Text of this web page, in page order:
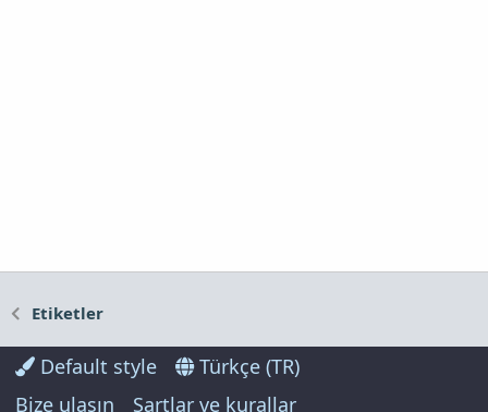
Etiketler
Default style
Türkçe (TR)
Bize ulaşın
Şartlar ve kurallar